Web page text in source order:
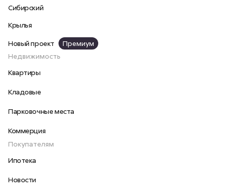
Сибирский
Крылья
Новый проект
Премиум
Недвижимость
Квартиры
Кладовые
Парковочные места
Коммерция
Покупателям
Ипотека
Новости